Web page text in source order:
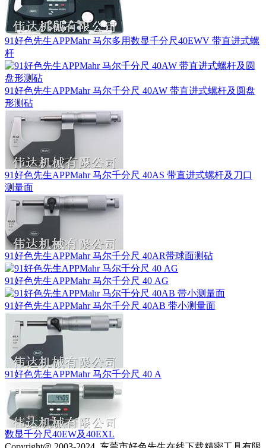
91好色先生APPMahr 马尔多用数显千分尺40EWV 带直进式螺
杆
91好色先生APPMahr 马尔千分尺 40AW 带直进式螺杆及圆盘
形测砧
91好色先生APPMahr 马尔千分尺 40AS 带直进式螺杆及刀口
测量面
91好色先生APPMahr 马尔千分尺 40AR带球面测砧
91好色先生APPMahr 马尔千分尺 40 AG
91好色先生APPMahr 马尔千分尺 40AB 带小测量面
91好色先生APPMahr 马尔千分尺 40 A
数显千分尺40EW及40EXL